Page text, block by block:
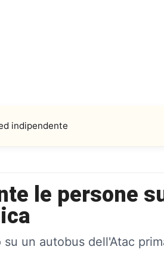
indipendente
le persone
un autobus dell'Atac